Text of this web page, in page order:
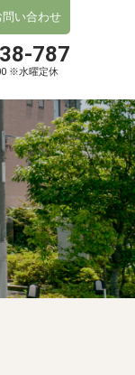
い合わせ
787
※水曜定休